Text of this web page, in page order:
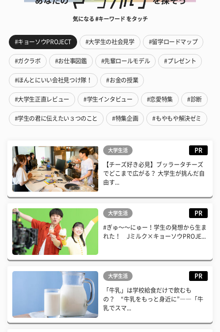
気になる #キーワード をタッチ
#キョーソウPROJECT #大学生の社会見学 #留学ロードマップ
#ガクラボ #お仕事図鑑 #先輩ロールモデル #プレゼント
#ほんとにいい会社見つけ隊！ #お金の授業
#大学生正直レビュー #学生インタビュー #恋愛特集 #診断
#学生の君に伝えたい３つのこと #特集企画 #もやもや解決ゼミ
大学生活 PR
【チーズ好き必見】ブッラータチーズ
でどこまで広がる？ 大学生が挑んだ自
由す...
大学生活 PR
#ぎゅ〜〜にゅー！学生の発想から生ま
れた！ Jミルク×キョーソウPROJE...
大学生活 PR
「牛乳」は学校給食だけで飲むも
の？ “牛乳をもっと身近に”――「牛
乳でスマ...